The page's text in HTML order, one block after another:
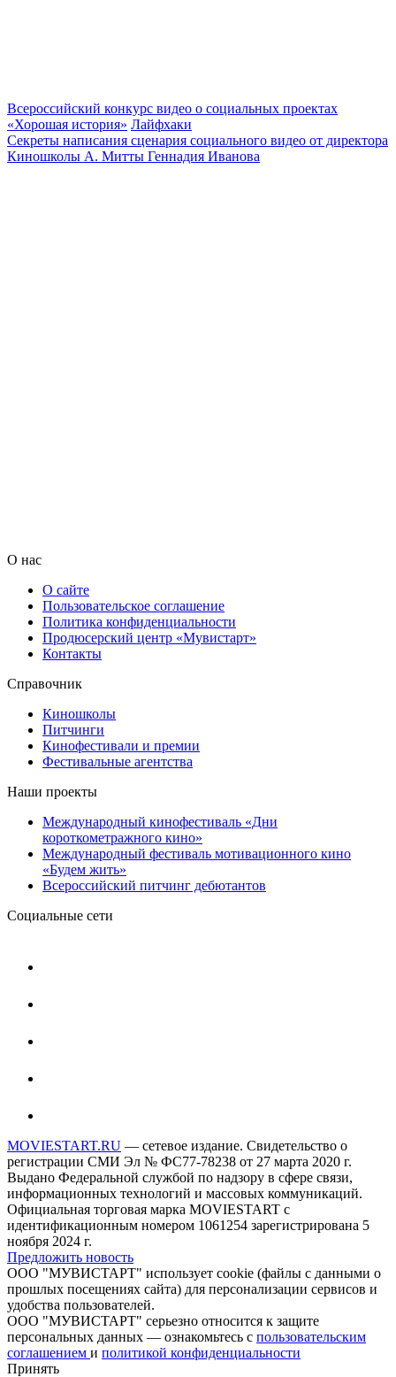
Всероссийский конкурс видео о социальных проектах
«Хорошая история» Лайфхаки
Секреты написания сценария социального видео от директора
Киношколы А. Митты Геннадия Иванова
О нас
О сайте
Пользовательское соглашение
Политика конфиденциальности
Продюсерский центр «Мувистарт»
Контакты
Справочник
Киношколы
Питчинги
Кинофестивали и премии
Фестивальные агентства
Наши проекты
Международный кинофестиваль «Дни
короткометражного кино»
Международный фестиваль мотивационного кино
«Будем жить»
Всероссийский питчинг дебютантов
Социальные сети
MOVIESTART.RU — сетевое издание. Свидетельство о
регистрации СМИ Эл № ФС77-78238 от 27 марта 2020 г.
Выдано Федеральной службой по надзору в сфере связи,
информационных технологий и массовых коммуникаций.
Официальная торговая марка MOVIESTART с
идентификационным номером 1061254 зарегистрирована 5
ноября 2024 г.
Предложить новость
ООО "МУВИСТАРТ" использует cookie (файлы с данными о
прошлых посещениях сайта) для персонализации сервисов и
удобства пользователей.
ООО "МУВИСТАРТ" серьезно относится к защите
персональных данных — ознакомьтесь с пользовательским
соглашением и политикой конфиденциальности
Принять